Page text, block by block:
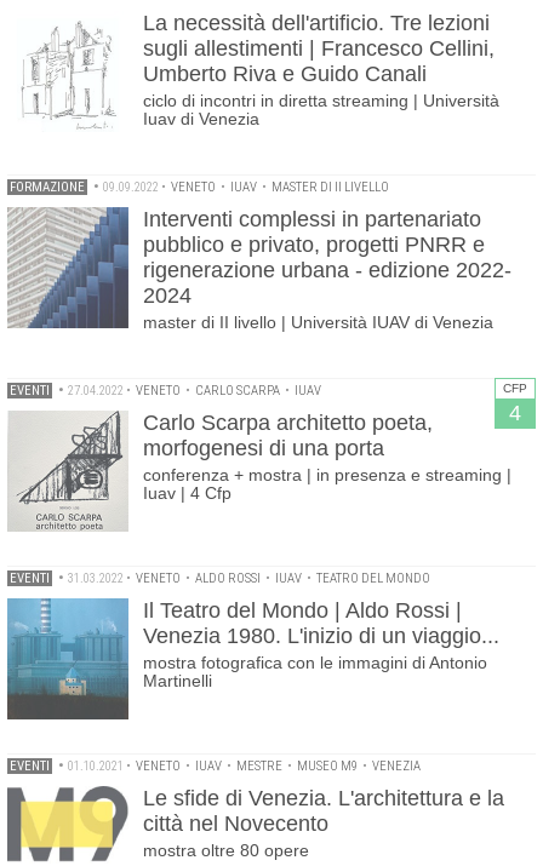
La necessità dell'artificio. Tre lezioni
sugli allestimenti | Francesco Cellini,
Umberto Riva e Guido Canali
ciclo di incontri in diretta streaming | Università
Iuav di Venezia
FORMAZIONE • 09.09.2022 • VENETO • IUAV • MASTER DI II LIVELLO
Interventi complessi in partenariato
pubblico e privato, progetti PNRR e
rigenerazione urbana - edizione 2022-
2024
master di II livello | Università IUAV di Venezia
CFP
4
EVENTI • 27.04.2022 • VENETO • CARLO SCARPA • IUAV
Carlo Scarpa architetto poeta,
morfogenesi di una porta
conferenza + mostra | in presenza e streaming |
Iuav | 4 Cfp
EVENTI • 31.03.2022 • VENETO • ALDO ROSSI • IUAV • TEATRO DEL MONDO
Il Teatro del Mondo | Aldo Rossi |
Venezia 1980. L'inizio di un viaggio...
mostra fotografica con le immagini di Antonio
Martinelli
EVENTI • 01.10.2021 • VENETO • IUAV • MESTRE • MUSEO M9 • VENEZIA
Le sfide di Venezia. L'architettura e la
città nel Novecento
mostra oltre 80 opere